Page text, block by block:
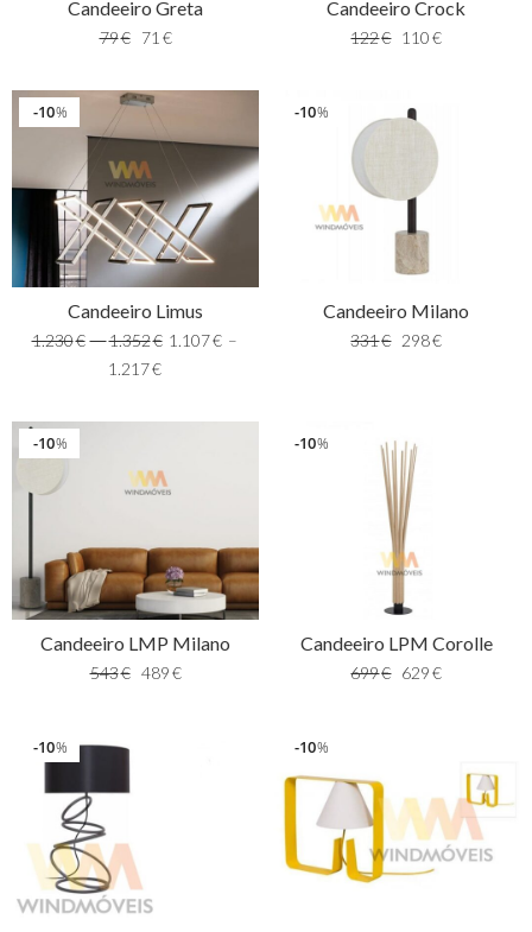
Candeeiro Greta
79€ 71 €
Candeeiro Crock
122€ 110 €
%
10
Candeeiro Limus
1.230€ –1.352€ 1.107€ –
1.217€
%
10
Candeeiro Milano
331€ 298€
%
10
Candeeiro LMP Milano
543€ 489€
%
10
Candeeiro LPM Corolle
699€ 629 €
%
10 %
10